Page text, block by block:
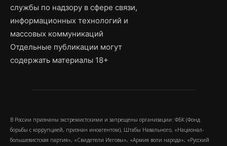
службы по надзору в сфере связи,
информационных технологий и
массовых коммуникаций
Отдельные публикации могут
содержать материалы 18+
В России признаны экстремистскими и запрещены организации: ФБК (Фонд
борьбы с коррупцией, признан иноагентом), Штабы Навального, «Национал-
большевистская партия», «Свидетели Иеговы», «Армия воли народа», «Русский